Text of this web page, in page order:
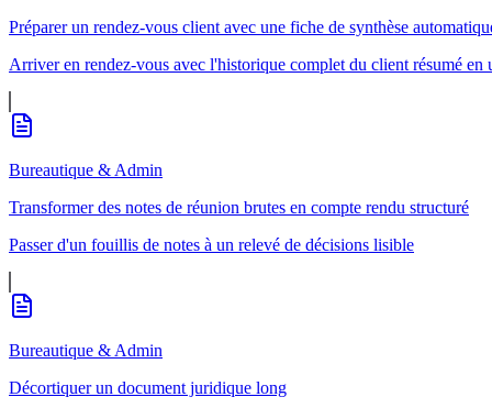
Préparer un rendez-vous client avec une fiche de synthèse
Arriver en rendez-vous avec l'historique complet du client résumé en
Bureautique & Admin
Transformer des notes de réunion brutes en compte rendu structuré
Passer d'un fouillis de notes à un relevé de décisions lisible
Bureautique & Admin
Décortiquer un document juridique long